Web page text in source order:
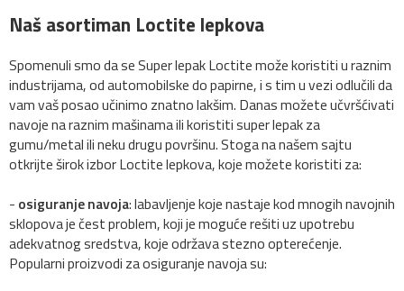
Naš asortiman Loctite lepkova
Spomenuli smo da se Super lepak Loctite može koristiti u raznim
industrijama, od automobilske do papirne, i s tim u vezi odlučili da
vam vaš posao učinimo znatno lakšim. Danas možete učvršćivati
navoje na raznim mašinama ili koristiti super lepak za
gumu/metal ili neku drugu površinu. Stoga na našem sajtu
otkrijte širok izbor Loctite lepkova, koje možete koristiti za:
- osiguranje navoja: labavljenje koje nastaje kod mnogih navojnih
sklopova je čest problem, koji je moguće rešiti uz upotrebu
adekvatnog sredstva, koje održava stezno opterećenje.
Popularni proizvodi za osiguranje navoja su: